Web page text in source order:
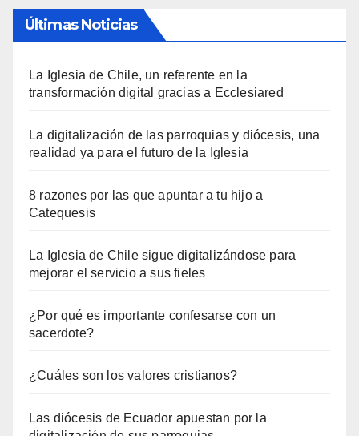
Últimas Noticias
La Iglesia de Chile, un referente en la
transformación digital gracias a Ecclesiared
La digitalización de las parroquias y diócesis, una
realidad ya para el futuro de la Iglesia
8 razones por las que apuntar a tu hijo a
Catequesis
La Iglesia de Chile sigue digitalizándose para
mejorar el servicio a sus fieles
¿Por qué es importante confesarse con un
sacerdote?
¿Cuáles son los valores cristianos?
Las diócesis de Ecuador apuestan por la